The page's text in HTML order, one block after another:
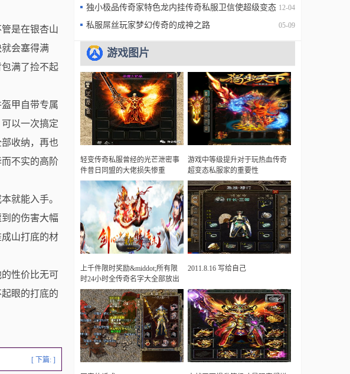
是在银杏山
会塞得满
满了捡不起
甲自带专属
以一次搞定
收纳，再也
不实的高阶
就能入手。
的伤害大幅
山打底的材
性价比无可
眼的打底的
[ 下篇: ]
开登陆器游戏时花屏的解决方法
12-04
独小极品传奇家特色龙内挂传奇私服卫信使超级变态
热血传奇私服私服脚本
05-09
私服屌丝玩家梦幻传奇的成神之路
游戏图片
轻变传奇私服曾经的光芒泄密事
件昔日同盟的大佬损失惨重
游戏中等级提升对于玩热血传奇
超变态私服家的重要性
上千件限时奖励&middot;所有限
时24小时全传奇名字大全部放出
2011.8.16 写给自己